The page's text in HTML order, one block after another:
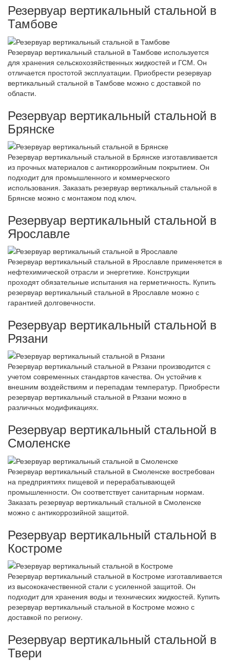
Резервуар вертикальный стальной в
Тамбове
Резервуар вертикальный стальной в Тамбове используется
для хранения сельскохозяйственных жидкостей и ГСМ. Он
отличается простотой эксплуатации. Приобрести резервуар
вертикальный стальной в Тамбове можно с доставкой по
области.
Резервуар вертикальный стальной в
Брянске
Резервуар вертикальный стальной в Брянске изготавливается
из прочных материалов с антикоррозийным покрытием. Он
подходит для промышленного и коммерческого
использования. Заказать резервуар вертикальный стальной в
Брянске можно с монтажом под ключ.
Резервуар вертикальный стальной в
Ярославле
Резервуар вертикальный стальной в Ярославле применяется в
нефтехимической отрасли и энергетике. Конструкции
проходят обязательные испытания на герметичность. Купить
резервуар вертикальный стальной в Ярославле можно с
гарантией долговечности.
Резервуар вертикальный стальной в
Рязани
Резервуар вертикальный стальной в Рязани производится с
учетом современных стандартов качества. Он устойчив к
внешним воздействиям и перепадам температур. Приобрести
резервуар вертикальный стальной в Рязани можно в
различных модификациях.
Резервуар вертикальный стальной в
Смоленске
Резервуар вертикальный стальной в Смоленске востребован
на предприятиях пищевой и перерабатывающей
промышленности. Он соответствует санитарным нормам.
Заказать резервуар вертикальный стальной в Смоленске
можно с антикоррозийной защитой.
Резервуар вертикальный стальной в
Костроме
Резервуар вертикальный стальной в Костроме изготавливается
из высококачественной стали с усиленной защитой. Он
подходит для хранения воды и технических жидкостей. Купить
резервуар вертикальный стальной в Костроме можно с
доставкой по региону.
Резервуар вертикальный стальной в
Твери